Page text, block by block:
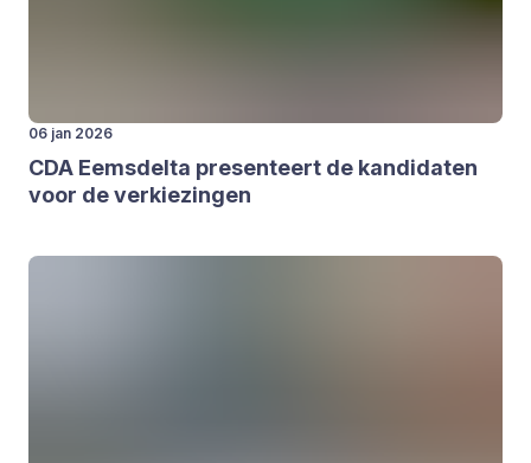
06 jan 2026
CDA Eems­del­ta pre­sen­teert de kan­di­da­ten
voor de ver­kie­zin­gen